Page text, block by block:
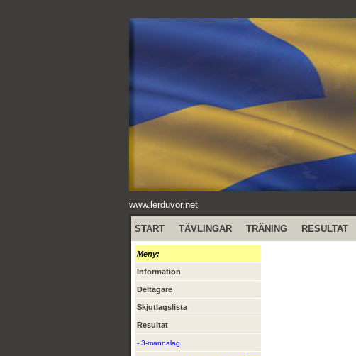
www.lerduvor.net
START TÄVLINGAR TRÄNING RESULTAT
Meny:
Information
Deltagare
Skjutlagslista
Resultat
- 3-mannalag